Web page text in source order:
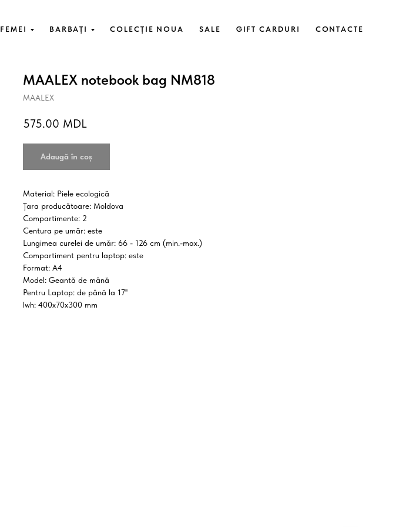
FEMEI BARBAȚI COLECȚIE NOUA SALE GIFT CARDURI CONTACTE
MAALEX notebook bag NM818
MAALEX
575.00 MDL
Adaugă în coș
Material: Piele ecologică
Țara producătoare: Moldova
Compartimente: 2
Centura pe umăr: este
Lungimea curelei de umăr: 66 - 126 cm (min.-max.)
Compartiment pentru laptop: este
Format: A4
Model: Geantă de mână
Pentru Laptop: de până la 17''
lwh: 400x70x300 mm